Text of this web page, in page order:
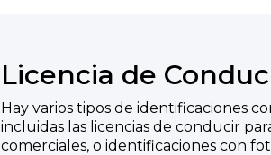
Licencia de
Hay varios tipos de identificaciones
incluidas las licencias de conducir
comerciales, o identificaciones con